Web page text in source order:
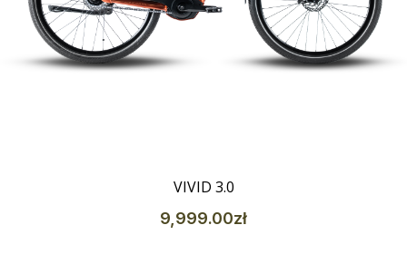
VIVID 3.0
9,999.00zł